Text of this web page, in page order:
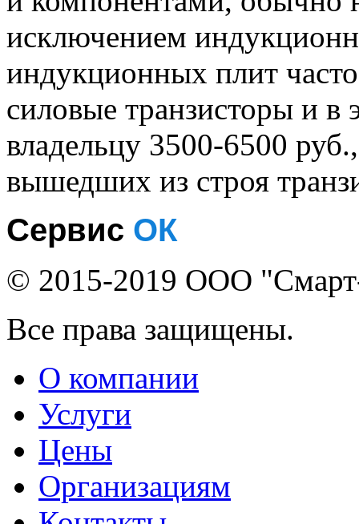
исключением
индукционных плит
силовые транзисторы и в
владельцу 3500-6500
вышедших из строя
Сервис ОК
© 2015-2019 ООО
Все права защищены.
О компании
Услуги
Цены
Организациям